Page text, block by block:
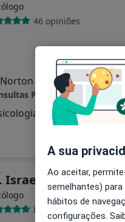
46 opiniões
Edifício, Av. General Norton de Matos nº 35, 3º Andar Loja 3, Braga •
Psicologia Braga
desde
Israel Guimarães
87 opiniões
A sua
Ao aceitar,
semelhantes)
hábitos de
configurações.